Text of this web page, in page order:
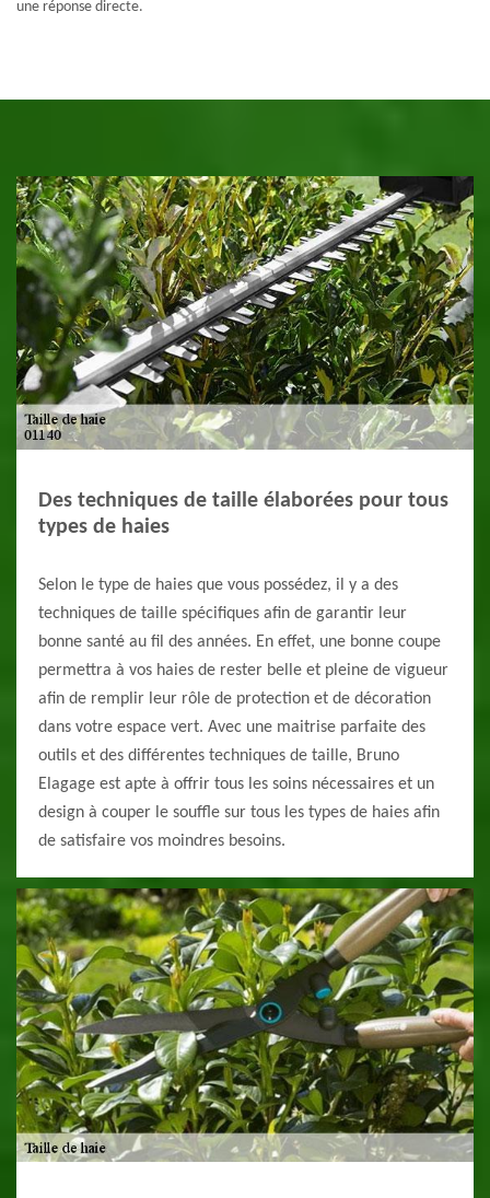
une réponse directe.
Des techniques de taille élaborées pour tous
types de haies
Selon le type de haies que vous possédez, il y a des
techniques de taille spécifiques afin de garantir leur
bonne santé au fil des années. En effet, une bonne coupe
permettra à vos haies de rester belle et pleine de vigueur
afin de remplir leur rôle de protection et de décoration
dans votre espace vert. Avec une maitrise parfaite des
outils et des différentes techniques de taille, Bruno
Elagage est apte à offrir tous les soins nécessaires et un
design à couper le souffle sur tous les types de haies afin
de satisfaire vos moindres besoins.